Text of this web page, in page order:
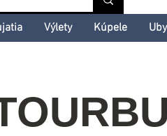
Výlety Kúpele